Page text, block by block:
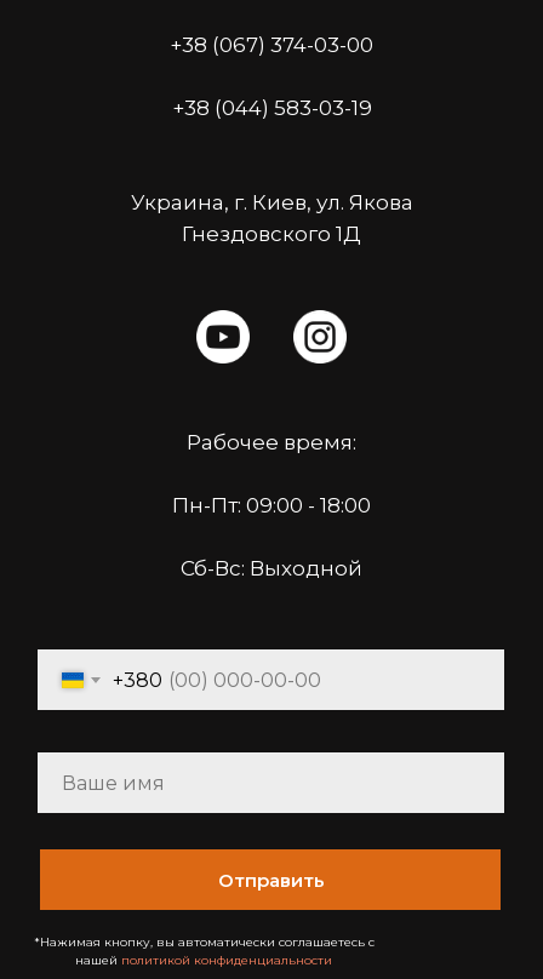
+38 (067) 374-03-00
+38 (044) 583-03-19
Украина, г. Киев, ул. Якова
Гнездовского 1Д
+380
Отправить
Рабочее время:
Пн-Пт: 09:00 - 18:00
Сб-Вс: Выходной
*Нажимая кнопку, вы автоматически соглашаетесь с
нашей политикой конфиденциальности